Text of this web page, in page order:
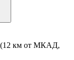
(12 км от МКАД,